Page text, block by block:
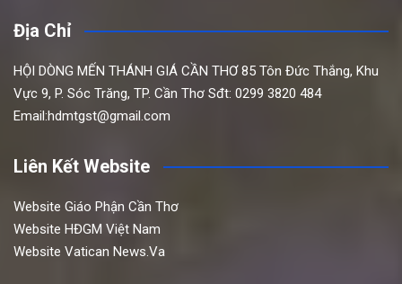
Địa Chỉ
HỘI DÒNG MẾN THÁNH GIÁ CẦN THƠ 85 Tôn Đức Thắng, Khu
Vực 9, P. Sóc Trăng, TP. Cần Thơ Sđt: 0299 3820 484
Email:hdmtgst@gmail.com
Liên Kết Website
Website Giáo Phận Cần Thơ
Website HĐGM Việt Nam
Website Vatican News.Va